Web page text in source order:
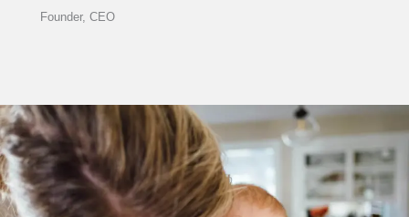
Founder, CEO